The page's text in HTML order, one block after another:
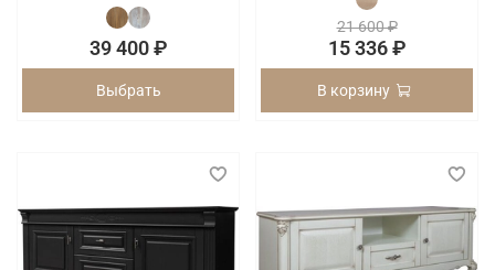
39 400 ₽
Выбрать
21 600 ₽
15 336 ₽
В корзину